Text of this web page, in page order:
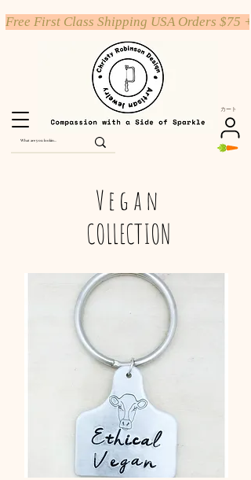
カート
Free First Class Shipping USA Orders $75 +
Vegan
COLLECTION